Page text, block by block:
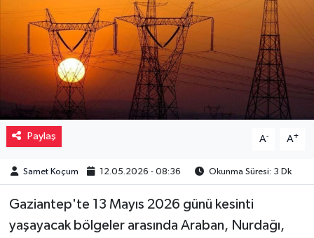
Paylaş A- A+
Samet Koçum 12.05.2026 - 08:36 Okunma Süresi: 3 Dk
Gaziantep'te 13 Mayıs 2026 günü kesinti
yaşayacak bölgeler arasında Araban, Nurdağı,
Müzik
Piyasa
Resmi İlanlar
Sağlık
Siyaset
Spor